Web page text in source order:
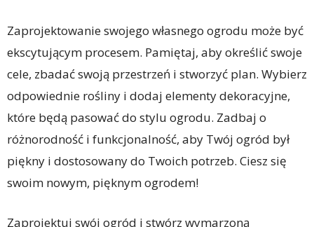
Zaprojektowanie swojego własnego ogrodu może być
ekscytującym procesem. Pamiętaj, aby określić swoje
cele, zbadać swoją przestrzeń i stworzyć plan. Wybierz
odpowiednie rośliny i dodaj elementy dekoracyjne,
które będą pasować do stylu ogrodu. Zadbaj o
różnorodność i funkcjonalność, aby Twój ogród był
piękny i dostosowany do Twoich potrzeb. Ciesz się
swoim nowym, pięknym ogrodem!
Zaprojektuj swój ogród i stwórz wymarzoną